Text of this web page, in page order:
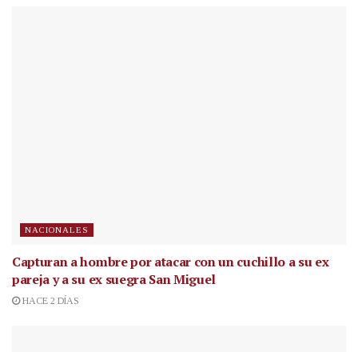
NACIONALES
Capturan a hombre por atacar con un cuchillo a su ex
pareja y a su ex suegra San Miguel
HACE 2 DÍAS